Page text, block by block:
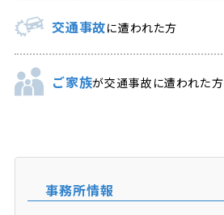
交通事故に遭われた方
ご家族が交通事故に遭われた方
事務所情報